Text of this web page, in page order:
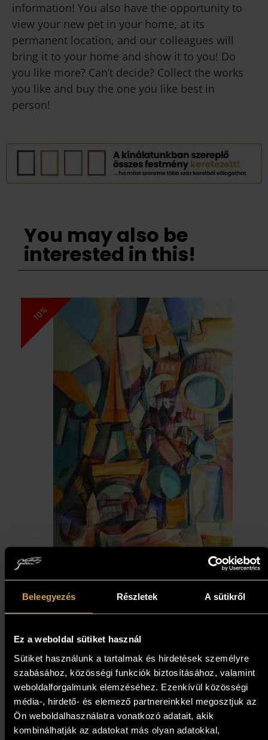
Beleegyezés Részletek A sütikről
Ez a weboldal sütiket használ
Sütiket használunk a tartalmak és hirdetések személyre
szabásához, közösségi funkciók biztosításához, valamint
weboldalforgalmunk elemzéséhez. Ezenkívül közösségi
média-, hirdető- és elemező partnereinkkel megosztjuk az
Ön weboldalhasználatra vonatkozó adatait, akik
kombinálhatják az adatokat más olyan adatokkal,
information! You also have the opportunity to
view your new pet in your home, at its
permanent location, and our colleagues will
bring it to your home and show it to you! Do
you like more? Can’t decide? Collect the works
you like and buy the one you like best in
person!
You may also be
interested in this!
10%
József Fekete – Bonjour Paris
(140x70 cm)
1 191 000Ft 1 071 900